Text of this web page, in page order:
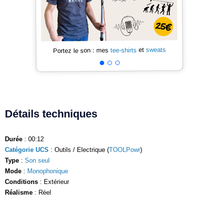
Portez le son : mes tee-shirts et sweats
Détails techniques
Durée : 00:12
Catégorie UCS : Outils / Electrique (TOOLPowr)
Type : Son seul
Mode : Monophonique
Conditions : Extérieur
Réalisme : Réel